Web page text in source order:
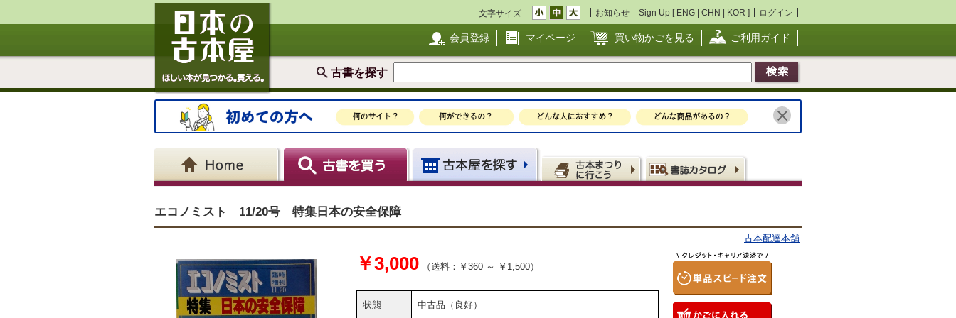
文字サイズ お知らせ Sign Up [ ENG | CHN | KOR ] ログイン
会員登録 マイページ 買い物かごを見る ご利用ガイド
古書を探す
エコノミスト 11/20号 特集日本の安全保障
古本配達本舗
￥3,000 （送料：￥360 ～ ￥1,500）
状態 中古品（良好）